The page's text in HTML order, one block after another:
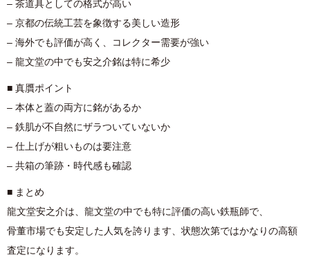
– 茶道具としての格式が高い
– 京都の伝統工芸を象徴する美しい造形
– 海外でも評価が高く、コレクター需要が強い
– 龍文堂の中でも安之介銘は特に希少
■ 真贋ポイント
– 本体と蓋の両方に銘があるか
– 鉄肌が不自然にザラついていないか
– 仕上げが粗いものは要注意
– 共箱の筆跡・時代感も確認
■ まとめ
龍文堂安之介は、龍文堂の中でも特に評価の高い鉄瓶師で、
骨董市場でも安定した人気を誇ります、状態次第ではかなりの高額
査定になります。